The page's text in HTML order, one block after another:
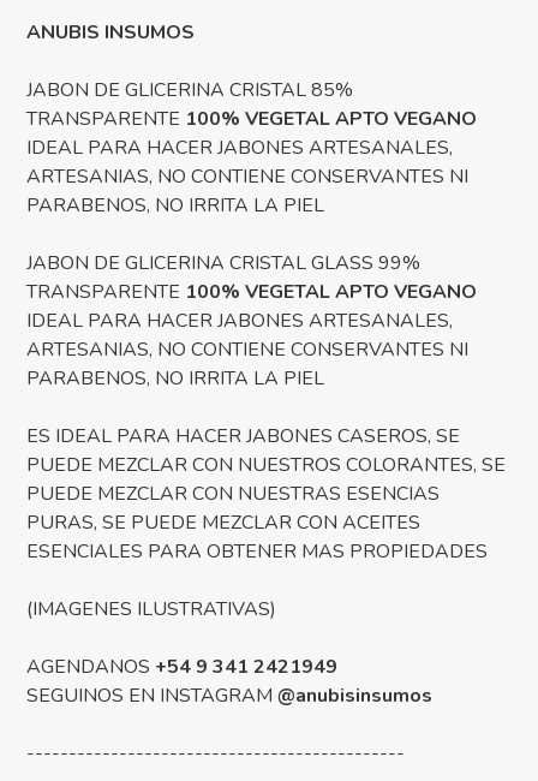
ANUBIS INSUMOS
JABON DE GLICERINA CRISTAL 85%
TRANSPARENTE 100% VEGETAL APTO VEGANO
IDEAL PARA HACER JABONES ARTESANALES,
ARTESANIAS, NO CONTIENE CONSERVANTES NI
PARABENOS, NO IRRITA LA PIEL
JABON DE GLICERINA CRISTAL GLASS 99%
TRANSPARENTE 100% VEGETAL APTO VEGANO
IDEAL PARA HACER JABONES ARTESANALES,
ARTESANIAS, NO CONTIENE CONSERVANTES NI
PARABENOS, NO IRRITA LA PIEL
ES IDEAL PARA HACER JABONES CASEROS, SE
PUEDE MEZCLAR CON NUESTROS COLORANTES, SE
PUEDE MEZCLAR CON NUESTRAS ESENCIAS
PURAS, SE PUEDE MEZCLAR CON ACEITES
ESENCIALES PARA OBTENER MAS PROPIEDADES
(IMAGENES ILUSTRATIVAS)
AGENDANOS +54 9 341 2421949
SEGUINOS EN INSTAGRAM@anubisinsumos
---------------------------------------------